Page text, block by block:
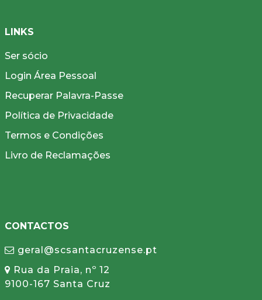
LINKS
Ser sócio
Login Área Pessoal
Recuperar Palavra-Passe
Política de Privacidade
Termos e Condições
Livro de Reclamações
CONTACTOS
geral@scsantacruzense.pt
Rua da Praia, nº 12
9100-167 Santa Cruz